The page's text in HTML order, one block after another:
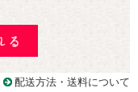
配送方法・送料について